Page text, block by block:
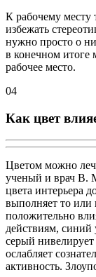
К рабочему месту
избежать
нужно просто о
в конечном итоге
рабочее место.
04
Как цвет
Цветом можно
ученый и врач В.
цвета интерьера
выполняет то или
положительно
действиям, синий
серый
ослабляет
активность.